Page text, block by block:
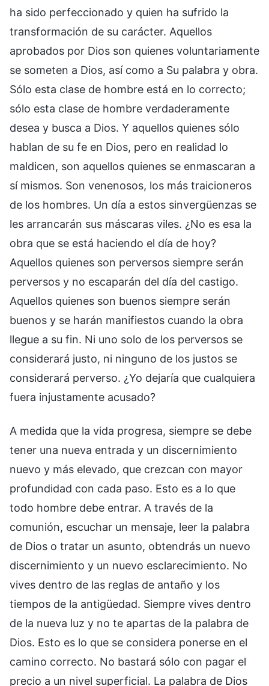
ha sido perfeccionado y quien ha sufrido la
transformación de su carácter. Aquellos
aprobados por Dios son quienes voluntariamente
se someten a Dios, así como a Su palabra y obra.
Sólo esta clase de hombre está en lo correcto;
sólo esta clase de hombre verdaderamente
desea y busca a Dios. Y aquellos quienes sólo
hablan de su fe en Dios, pero en realidad lo
maldicen, son aquellos quienes se enmascaran a
sí mismos. Son venenosos, los más traicioneros
de los hombres. Un día a estos sinvergüenzas se
les arrancarán sus máscaras viles. ¿No es esa la
obra que se está haciendo el día de hoy?
Aquellos quienes son perversos siempre serán
perversos y no escaparán del día del castigo.
Aquellos quienes son buenos siempre serán
buenos y se harán manifiestos cuando la obra
llegue a su fin. Ni uno solo de los perversos se
considerará justo, ni ninguno de los justos se
considerará perverso. ¿Yo dejaría que cualquiera
fuera injustamente acusado?
A medida que la vida progresa, siempre se debe
tener una nueva entrada y un discernimiento
nuevo y más elevado, que crezcan con mayor
profundidad con cada paso. Esto es a lo que
todo hombre debe entrar. A través de la
comunión, escuchar un mensaje, leer la palabra
de Dios o tratar un asunto, obtendrás un nuevo
discernimiento y un nuevo esclarecimiento. No
vives dentro de las reglas de antaño y los
tiempos de la antigüedad. Siempre vives dentro
de la nueva luz y no te apartas de la palabra de
Dios. Esto es lo que se considera ponerse en el
camino correcto. No bastará sólo con pagar el
precio a un nivel superficial. La palabra de Dios